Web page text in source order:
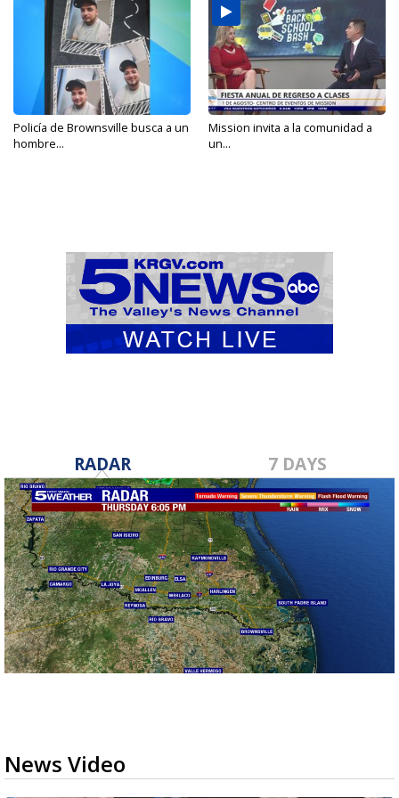
Policía de Brownsville busca a un
hombre...
Mission invita a la comunidad a
un...
RADAR 7 DAYS
News Video